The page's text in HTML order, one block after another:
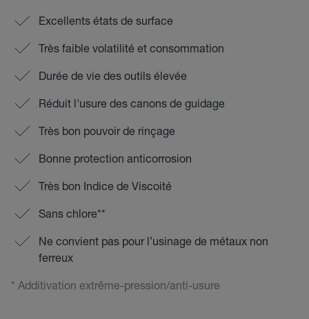
Excellents états de surface
Très faible volatilité et consommation
Durée de vie des outils élevée
Réduit l'usure des canons de guidage
Très bon pouvoir de rinçage
Bonne protection anticorrosion
Très bon Indice de Viscoité
Sans chlore**
Ne convient pas pour l’usinage de métaux non
ferreux
* Additivation extrême-pression/anti-usure